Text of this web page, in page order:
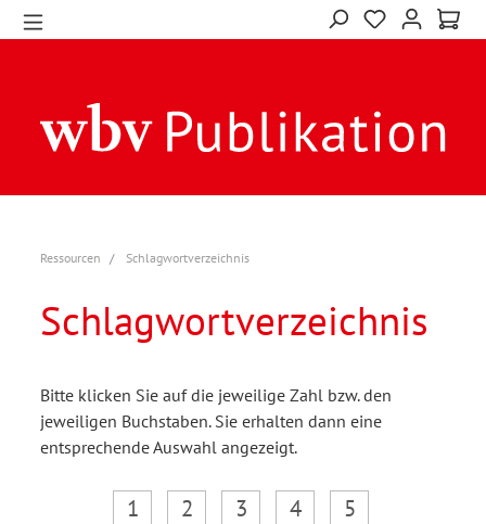
Ressourcen Schlagwortverzeichnis
Schlagwortverzeichnis
Bitte klicken Sie auf die jeweilige Zahl bzw. den
jeweiligen Buchstaben. Sie erhalten dann eine
entsprechende Auswahl angezeigt.
1 2 3 4
5